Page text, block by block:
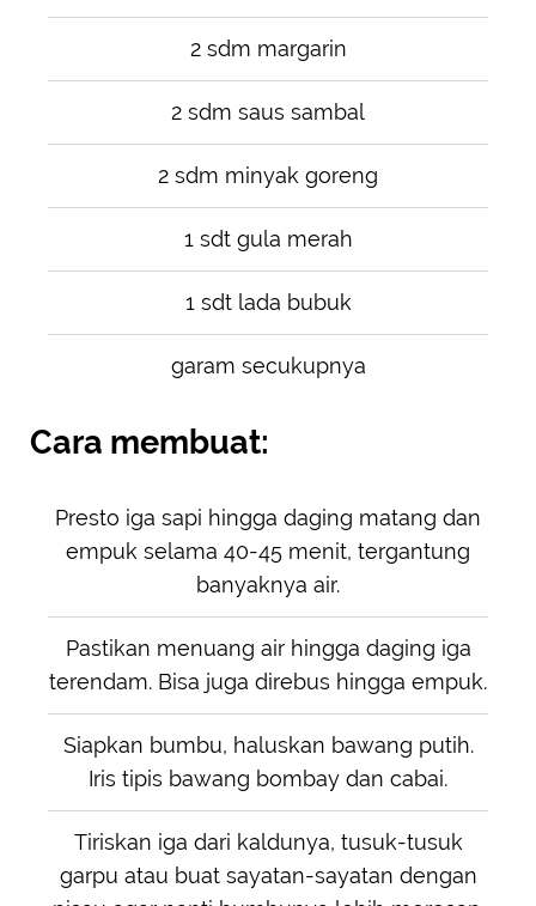
2 sdm margarin
2 sdm saus sambal
2 sdm minyak goreng
1 sdt gula merah
1 sdt lada bubuk
garam secukupnya
Cara membuat:
Presto iga sapi hingga daging matang dan
empuk selama 40-45 menit, tergantung
banyaknya air.
Pastikan menuang air hingga daging iga
terendam. Bisa juga direbus hingga empuk.
Siapkan bumbu, haluskan bawang putih.
Iris tipis bawang bombay dan cabai.
Tiriskan iga dari kaldunya, tusuk-tusuk
garpu atau buat sayatan-sayatan dengan